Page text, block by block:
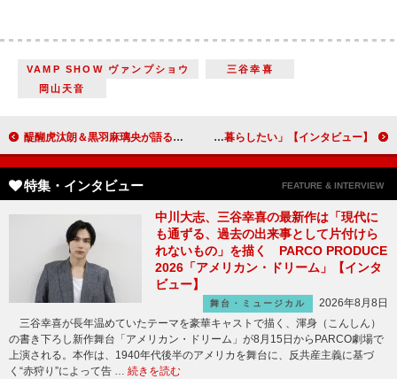
VAMP SHOW ヴァンプショウ
三谷幸喜
岡山天音
醍醐虎汰朗＆黒羽麻璃央が語る野球愛「野球を通して、一生付き合える仲間たちと出会える」【インタビュー】 植村花菜、コロナ禍で考えた“生きる”意味 「死ぬまでずっと学び続けて、成長し続けて暮らしたい」【インタビュー】
特集・インタビュー FEATURE & INTERVIEW
中川大志、三谷幸喜の最新作は「現代に
も通ずる、過去の出来事として片付けら
れないもの」を描く PARCO PRODUCE
2026「アメリカン・ドリーム」【インタ
ビュー】
舞台・ミュージカル
2026年8月8日
三谷幸喜が長年温めていたテーマを豪華キャストで描く、渾身（こんしん）
の書き下ろし新作舞台「アメリカン・ドリーム」が8月15日からPARCO劇場で
上演される。本作は、1940年代後半のアメリカを舞台に、反共産主義に基づ
く“赤狩り”によって告 … 続きを読む